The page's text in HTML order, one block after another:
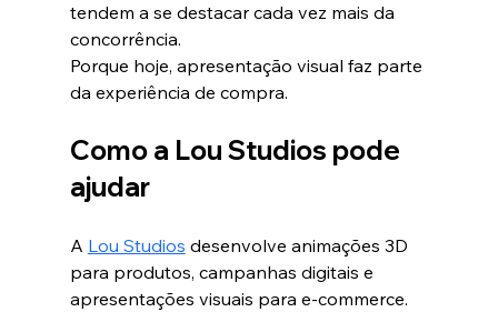
tendem a se destacar cada vez mais da
concorrência.
Porque hoje, apresentação visual faz parte
da experiência de compra.
Como a Lou Studios pode
ajudar
A Lou Studios desenvolve animações 3D
para produtos, campanhas digitais e
apresentações visuais para e-commerce.